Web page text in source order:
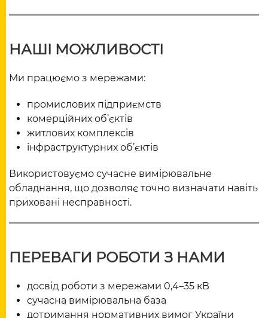
НАШІ МОЖЛИВОСТІ
Ми працюємо з мережами:
промислових підприємств
комерційних об’єктів
житлових комплексів
інфраструктурних об’єктів
Використовуємо сучасне вимірювальне
обладнання, що дозволяє точно визначати навіть
приховані несправності.
ПЕРЕВАГИ РОБОТИ З НАМИ
досвід роботи з мережами 0,4–35 кВ
сучасна вимірювальна база
дотримання нормативних вимог України